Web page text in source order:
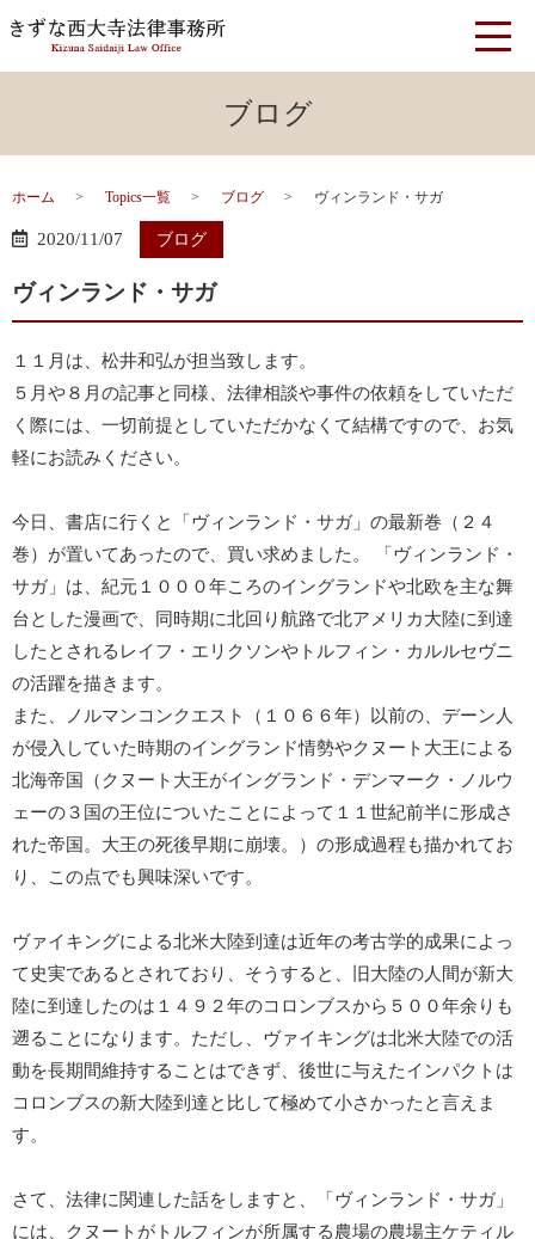
ブログ
ホーム Topics一覧 ブログ ヴィンランド・サガ
2020/11/07 ブログ
ヴィンランド・サガ
１１月は、松井和弘が担当致します。
５月や８月の記事と同様、法律相談や事件の依頼をしていただ
く際には、一切前提としていただかなくて結構ですので、お気
軽にお読みください。
今日、書店に行くと「ヴィンランド・サガ」の最新巻（２４
巻）が置いてあったので、買い求めました。 「ヴィンランド・
サガ」は、紀元１０００年ころのイングランドや北欧を主な舞
台とした漫画で、同時期に北回り航路で北アメリカ大陸に到達
したとされるレイフ・エリクソンやトルフィン・カルルセヴニ
の活躍を描きます。
また、ノルマンコンクエスト（１０６６年）以前の、デーン人
が侵入していた時期のイングランド情勢やクヌート大王による
北海帝国（クヌート大王がイングランド・デンマーク・ノルウ
ェーの３国の王位についたことによって１１世紀前半に形成さ
れた帝国。大王の死後早期に崩壊。）の形成過程も描かれてお
り、この点でも興味深いです。
ヴァイキングによる北米大陸到達は近年の考古学的成果によっ
て史実であるとされており、そうすると、旧大陸の人間が新大
陸に到達したのは１４９２年のコロンブスから５００年余りも
遡ることになります。ただし、ヴァイキングは北米大陸での活
動を長期間維持することはできず、後世に与えたインパクトは
コロンブスの新大陸到達と比して極めて小さかったと言えま
す。
さて、法律に関連した話をしますと、「ヴィンランド・サガ」
には、クヌートがトルフィンが所属する農場の農場主ケティル